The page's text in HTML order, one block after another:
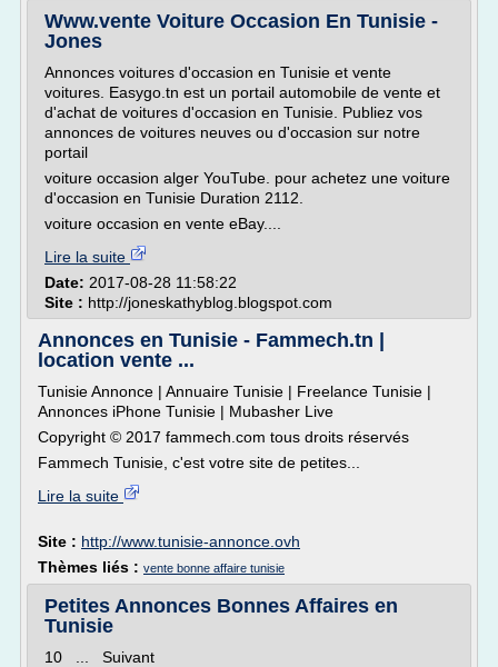
Www.vente Voiture Occasion En Tunisie -
Jones
Annonces voitures d'occasion en Tunisie et vente
voitures. Easygo.tn est un portail automobile de vente et
d'achat de voitures d'occasion en Tunisie. Publiez vos
annonces de voitures neuves ou d'occasion sur notre
portail
voiture occasion alger YouTube. pour achetez une voiture
d'occasion en Tunisie Duration 2112.
voiture occasion en vente eBay....
Lire la suite
Date: 2017-08-28 11:58:22
Site : http://joneskathyblog.blogspot.com
Annonces en Tunisie - Fammech.tn |
location vente ...
Tunisie Annonce | Annuaire Tunisie | Freelance Tunisie |
Annonces iPhone Tunisie | Mubasher Live
Copyright © 2017 fammech.com tous droits réservés
Fammech Tunisie, c'est votre site de petites...
Lire la suite
Site : http://www.tunisie-annonce.ovh
Thèmes liés : vente bonne affaire tunisie
Petites Annonces Bonnes Affaires en
Tunisie
10 ... Suivant